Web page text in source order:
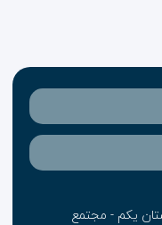
یکم - مجتمع